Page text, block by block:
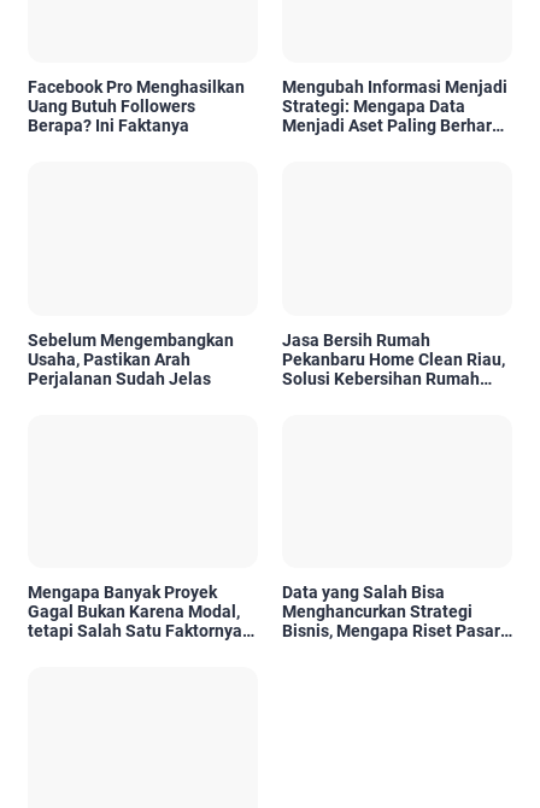
Facebook Pro Menghasilkan
Uang Butuh Followers
Berapa? Ini Faktanya
Mengubah Informasi Menjadi
Strategi: Mengapa Data
Menjadi Aset Paling Berharga
Sebelum Mengembangkan
Usaha, Pastikan Arah
Perjalanan Sudah Jelas
Jasa Bersih Rumah
Pekanbaru Home Clean Riau,
Solusi Kebersihan Rumah
Mengapa Banyak Proyek
Gagal Bukan Karena Modal,
tetapi Salah Satu Faktornya
Data yang Salah Bisa
Menghancurkan Strategi
Bisnis, Mengapa Riset Pasar